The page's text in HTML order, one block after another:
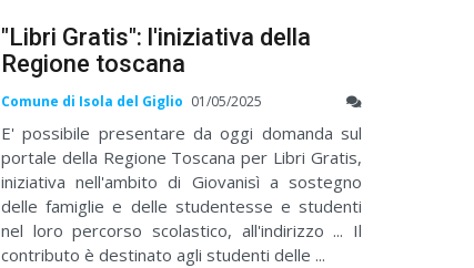
"Libri Gratis": l'iniziativa della
Regione toscana
Comune di Isola del Giglio 01/05/2025
E' possibile presentare da oggi domanda sul
portale della Regione Toscana per Libri Gratis,
iniziativa nell'ambito di Giovanisì a sostegno
delle famiglie e delle studentesse e studenti
nel loro percorso scolastico, all'indirizzo ... Il
contributo è destinato agli studenti delle ...